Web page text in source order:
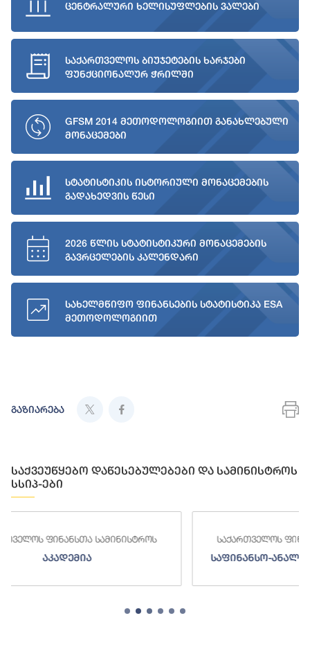
ცენტრალური ხელისუფლების ვალები
საქართველოს ბიუჯეტების ხარჯები
ფუნქციონალურ ჭრილში
GFSM 2014 მეთოდოლოგიით განახლებული
მონაცემები
სტატისტიკის ისტორიული მონაცემების
გადახედვის წესი
2026 წლის სტატისტიკური მონაცემების
გავრცელების კალენდარი
სახელმწიფო ფინანსების სტატისტიკა ESA
მეთოდოლოგიით
გაზიარება
საქვეუწყებო დაწესებულებები და სამინისტროს
სსიპ-ები
საქართველოს ფინანსთა სამინისტროს
საფინანსო-ანალიტიკური სამსახური